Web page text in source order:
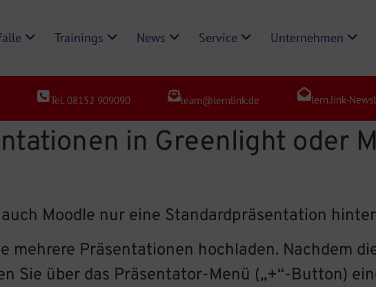
Trainings News Service Unternehmen
Tel. 08152 909090 team@lernlink.de lern.link-
in Greenlight oder
Moodle nur eine Standardpräsentation
mehrere Präsentationen hochladen. Nachdem
Sie über das Präsentator-Menü („+“-Button)